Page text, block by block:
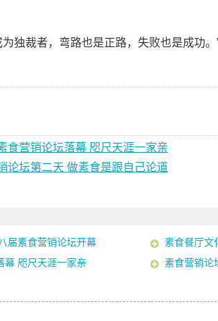
独裁者，弯路也是正路，失败也是成功。
食营销论坛落幕 咫尺天涯一家亲
论坛第二天 做素食是跟自己论道
届素食营销论坛开幕
素食餐厅文
幕 咫尺天涯一家亲
素食营销论